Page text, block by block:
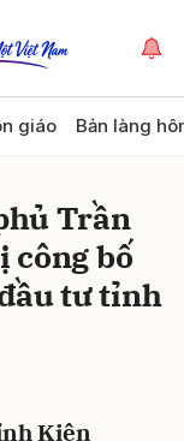
giáo Bản làng
Trần
công bố
tư tỉnh
Kiên